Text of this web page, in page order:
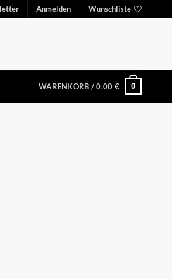
Anmelden Wunschliste
WARENKORB /0,00 € 0